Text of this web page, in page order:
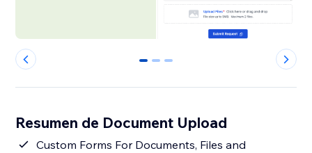
0 1 2
Resumen de Document Upload
Custom Forms For Documents, Files and